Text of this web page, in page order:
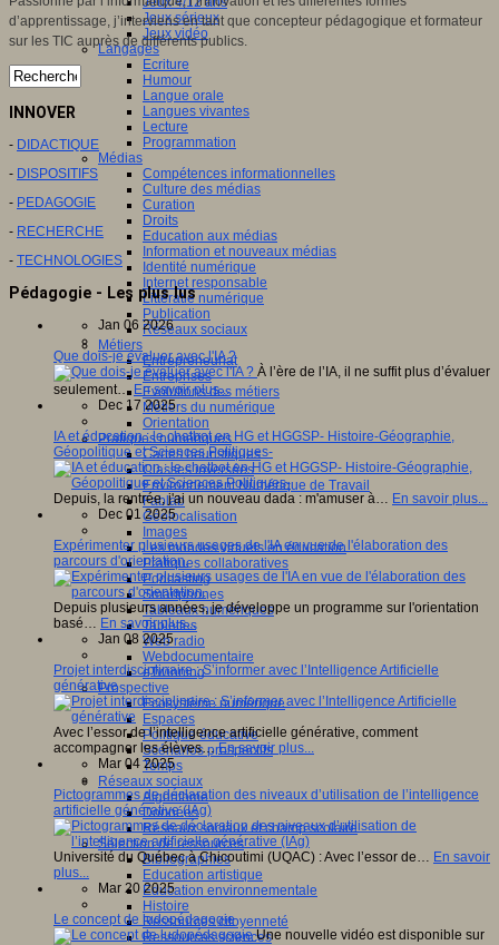
Jeux sérieux
Jeux vidéo
Langages
Ecriture
Humour
Langue orale
Langues vivantes
Lecture
Programmation
Médias
Compétences informationnelles
Culture des médias
Curation
Droits
Education aux médias
Information et nouveaux médias
Identité numérique
Internet responsable
Littératie numérique
Publication
Réseaux sociaux
Métiers
Entrepreneuriat
Entreprises
Evolutions des métiers
Métiers du numérique
Orientation
Pratiques numériques
Cartes heuristiques
Classes inversées
Environnement Numérique de Travail
Fablab
Géolocalisation
Images
Les mondes virtuels en éducation
Pratiques collaboratives
Podcasting
Smartphones
Tableaux numériques
Tablettes
Web radio
Webdocumentaire
eTwinning
Prospective
Ecosystème numérique
Espaces
Politique éducative
Scénarios prospectifs
Temps
Réseaux sociaux
Algorithme
Données
Réseaux sociaux et champ scolaire
Sélection de ressources
Bibliographies
Education artistique
Education environnementale
Histoire
Ressources citoyenneté
Ressources sciences
d’apprentissage, j’interviens en tant que concepteur pédagogique et formateur
sur les TIC auprès de différents publics.
INNOVER
- DIDACTIQUE
- DISPOSITIFS
- PEDAGOGIE
- RECHERCHE
- TECHNOLOGIES
Pédagogie - Les plus lus
Jan 06 2026
Que dois-je évaluer avec l'IA ?
À l’ère de l’IA, il ne suffit plus d’évaluer
seulement… En savoir plus...
Dec 17 2025
IA et éducation : le chatbot en HG et HGGSP- Histoire-Géographie,
Géopolitique et Sciences Politiques-
Depuis, la rentrée, j'ai un nouveau dada : m'amuser à… En savoir plus...
Dec 01 2025
Expérimenter plusieurs usages de l'IA en vue de l'élaboration des
parcours d'orientation.
Depuis plusieurs années, je développe un programme sur l'orientation
basé… En savoir plus...
Jan 08 2025
Projet interdisciplinaire : S’informer avec l’Intelligence Artificielle
générative
Avec l’essor de l’intelligence artificielle générative, comment
accompagner les élèves…En savoir plus...
Mar 04 2025
Pictogrammes de déclaration des niveaux d’utilisation de l’intelligence
artificielle générative (IAg)
Université du Québec à Chicoutimi (UQAC) : Avec l’essor de… En savoir
plus...
Mar 20 2025
Le concept de ludopédagogie
Une nouvelle vidéo est disponible sur